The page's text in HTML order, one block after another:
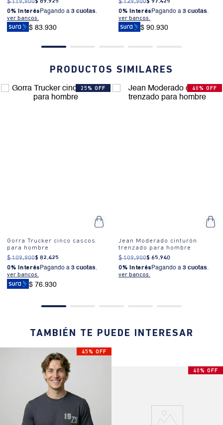
$ 119.900$ 89.925
0% Interés Pagando a 3 cuotas.
ver bancos.
$ 83.930
$ 129.900$ 97.425
0% Interés Pagando a 3 cuotas.
ver bancos.
$ 90.930
PRODUCTOS SIMILARES
25% OFF
Gorra Trucker cinco cascos
para hombre
$ 109.900$ 82.425
0% Interés Pagando a 3 cuotas.
ver bancos.
$ 76.930
40% OFF
Jean Moderado cinturón
trenzado para hombre
$ 109.900$ 65.940
0% Interés Pagando a 3 cuotas.
ver bancos.
TAMBIÉN TE PUEDE INTERESAR
45% OFF
40% OFF